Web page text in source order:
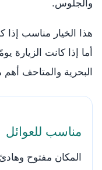
والجلوس.
هذا الخيار مناسب إذا
أما إذا كانت الزيارة
البحرية والمتاحف
مناسب للعوائل
المكان مفتوح